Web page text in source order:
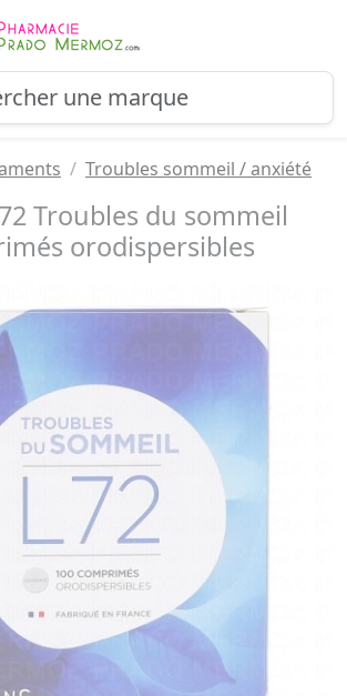
Troubles sommeil / anxiété
Troubles du sommeil
orodispersibles